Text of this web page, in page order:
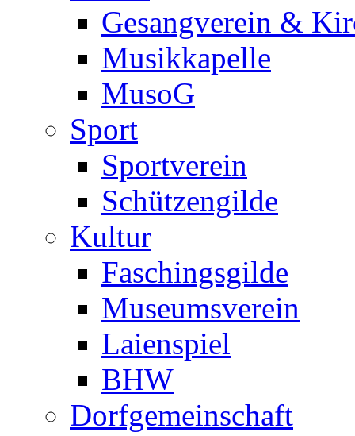
Gesangverein &
Musikkapelle
MusoG
Sport
Sportverein
Schützengilde
Kultur
Faschingsgilde
Museumsverein
Laienspiel
BHW
Dorfgemeinschaft